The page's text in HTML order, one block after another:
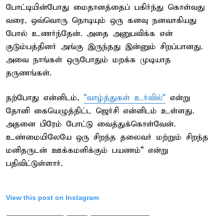
போட்டியின்போது மைதானத்தைப் பகிர்ந்து கொள்வது
வரை, ஒவ்வொரு நொடியும் ஒரு கனவு நனவாகியது
போல் உணர்ந்தேன். அதை அனுபவிக்க என்
குடும்பத்தினர் அங்கு இருந்தது இன்னும் சிறப்பானது.
அவை நாங்கள் ஒருபோதும் மறக்க முடியாத
தருணங்கள்.
தற்போது என்னிடம், "வாழ்த்துகள் உர்வில்" என்று
தோனி கையெழுத்திட்ட ஜெர்சி என்னிடம் உள்ளது.
அதனை பிரேம் போட்டு வைத்துக்கொள்வேன்.
உண்மையிலேயே ஒரு சிறந்த தலைவர் மற்றும் சிறந்த
மனிதருடன் ஊக்கமளிக்கும் பயணம்" என்று
பதிவிட்டுள்ளார்.
View this post on Instagram